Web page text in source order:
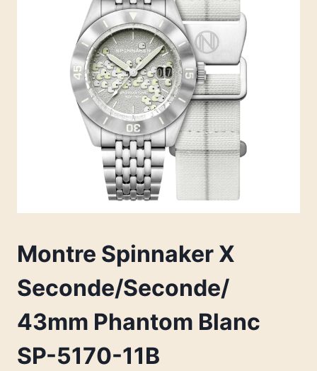
Montre Spinnaker X
Seconde/Seconde/
43mm Phantom Blanc
SP-5170-11B